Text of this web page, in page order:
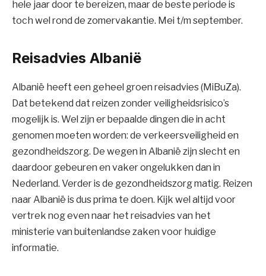
hele jaar door te bereizen, maar de beste periode is
toch wel rond de zomervakantie. Mei t/m september.
Reisadvies Albanië
Albanië heeft een geheel groen reisadvies (MiBuZa).
Dat betekend dat reizen zonder veiligheidsrisico’s
mogelijk is. Wel zijn er bepaalde dingen die in acht
genomen moeten worden: de verkeersveiligheid en
gezondheidszorg. De wegen in Albanië zijn slecht en
daardoor gebeuren en vaker ongelukken dan in
Nederland. Verder is de gezondheidszorg matig. Reizen
naar Albanië is dus prima te doen. Kijk wel altijd voor
vertrek nog even naar het reisadvies van het
ministerie van buitenlandse zaken voor huidige
informatie.